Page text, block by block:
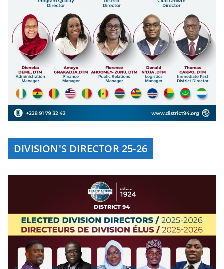
DIVISION'S DIRECTOR 25-26